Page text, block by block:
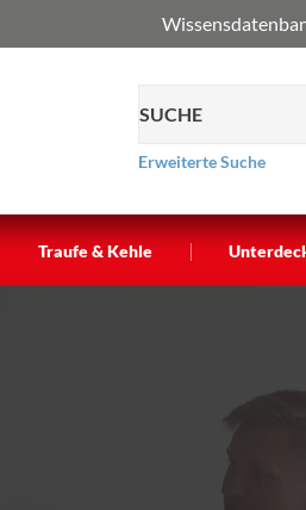
Erweiterte Suche
Traufe & Kehle |